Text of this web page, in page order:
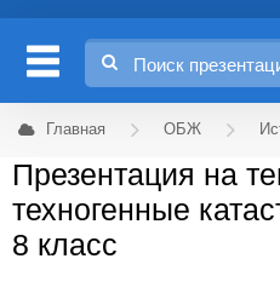
Главная ОБЖ
Презентация на
техногенные
8 класс